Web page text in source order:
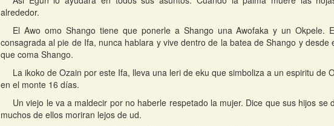
alrededor.
El Awo omo Shango tiene que ponerle a Shango una Awofaka y un Okpele.
consagrada al pie de Ifa, nunca hablara y vive dentro de la batea de Shango y desde
que coma Shango.
La ikoko de Ozain por este Ifa, lleva una leri de eku que simboliza a un espiritu de
en el monte 16 días.
Un viejo le va a maldecir por no haberle respetado la mujer. Dice que sus hijos se
muchos de ellos moriran lejos de ud.